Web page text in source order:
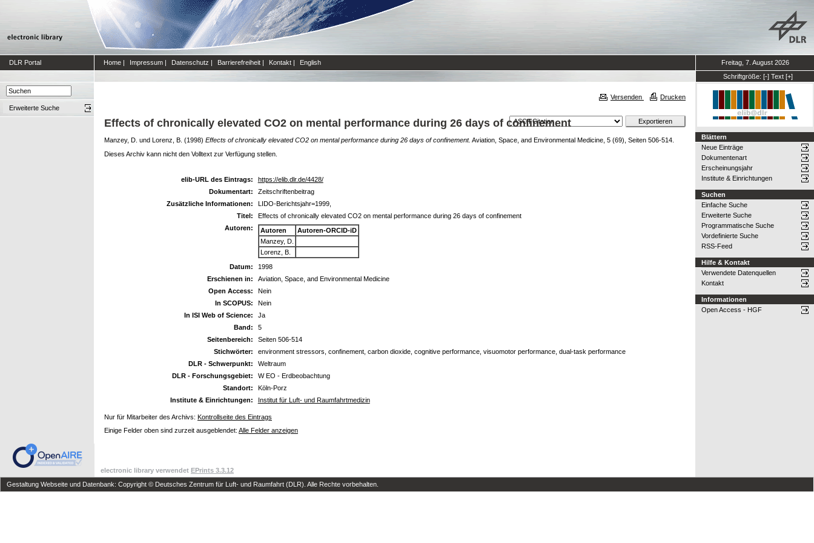
DLR Portal Home | Impressum | Datenschutz | Barrierefreiheit | Kontakt | English
Freitag, 7. August 2026
Schriftgröße: [-] Text [+]
Erweiterte Suche
Versenden Drucken
Effects of chronically elevated CO2 on mental performance during 26 days of confinement
Manzey, D. und Lorenz, B. (1998) Effects of chronically elevated CO2 on mental performance during 26 days of confinement. Aviation, Space, and Environmental Medicine, 5 (69), Seiten 506-514.
Dieses Archiv kann nicht den Volltext zur Verfügung stellen.
elib-URL des Eintrags:
https://elib.dlr.de/4428/
Dokumentart:
Zeitschriftenbeitrag
Zusätzliche Informationen:
LIDO-Berichtsjahr=1999,
Titel:
Effects of chronically elevated CO2 on mental performance during 26 days of confinement
Autoren:
Autoren
Autoren-ORCID-iD
Manzey, D.
Lorenz, B.
Datum:
1998
Erschienen in:
Aviation, Space, and Environmental Medicine
Open Access:
Nein
In SCOPUS:
Nein
In ISI Web of Science:
Ja
Band:
5
Seitenbereich:
Seiten 506-514
Stichwörter:
environment stressors, confinement, carbon dioxide, cognitive performance, visuomotor performance, dual-task performance
DLR - Schwerpunkt:
Weltraum
DLR - Forschungsgebiet:
W EO - Erdbeobachtung
Standort:
Köln-Porz
Institute & Einrichtungen:
Institut für Luft- und Raumfahrtmedizin
Nur für Mitarbeiter des Archivs: Kontrollseite des Eintrags
Einige Felder oben sind zurzeit ausgeblendet: Alle Felder anzeigen
Blättern
Neue Einträge
Dokumentenart
Erscheinungsjahr
Institute & Einrichtungen
Suchen
Einfache Suche
Erweiterte Suche
Programmatische Suche
Vordefinierte Suche
RSS-Feed
Hilfe & Kontakt
Verwendete Datenquellen
Kontakt
Informationen
Open Access - HGF
electronic library verwendet EPrints 3.3.12
Gestaltung Webseite und Datenbank: Copyright © Deutsches Zentrum für Luft- und Raumfahrt (DLR). Alle Rechte vorbehalten.